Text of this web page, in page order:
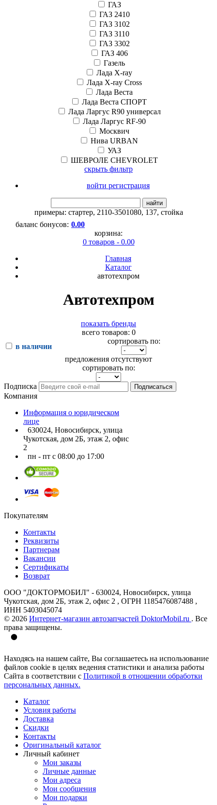
ГАЗ
ГАЗ 2410
ГАЗ 3102
ГАЗ 3110
ГАЗ 3302
ГАЗ 406
Газель
Лада X-ray
Лада X-ray Cross
Лада Веста
Лада Веста СПОРТ
Лада Ларгус R90 универсал
Лада Ларгус RF-90
Москвич
Нива URBAN
УАЗ
ШЕВРОЛЕ CHEVROLET
скрыть фильтр
войти регистрация
найти
примеры: стартер, 2110-3501080, 137, стойка
баланс бонусов: 0.00
корзина:
0 товаров - 0.00
Главная
Каталог
автотехпром
Автотехпром
показать бренды
всего товаров: 0
в наличии
сортировать по:
предложения отсутствуют
сортировать по:
Подписка Подписаться
Компания
Информация о юридическом
лице
630024, Новосибирск, улица
Чукотская, дом 2Б, этаж 2, офис
2
пн - пт с 08:00 до 17:00
Покупателям
Контакты
Реквизиты
Партнерам
Вакансии
Сертификаты
Возврат
ООО "ДОКТОРМОБИЛ" - 630024, Новосибирск, улица
Чукотская, дом 2Б, этаж 2, офис 2 , ОГРН 1185476087488 ,
ИНН 5403045074
© 2026 Интернет-магазин автозапчастей DoktorMobil.ru . Все
права защищены.
Находясь на нашем сайте, Вы соглашаетесь на использование
файлов cookie в целях ведения статистики и анализа работы
Сайта в соответствии с Политикой в отношении обработки
персональных данных.
Каталог
Условия работы
Доставка
Скидки
Контакты
Оригинальный каталог
Личный кабинет
Мои заказы
Личные данные
Мои адреса
Мои сообщения
Мои подарки